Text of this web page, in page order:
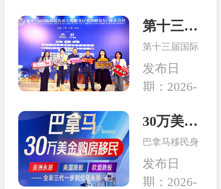
交流持续深
家庭萌生海外
身份规划、子
女教育、全球
生活布局等需
务行业迎来新
的发展机遇。
第十三届移民行业高峰论坛在南京举行 和中入选诚信专业示范机构
第十三届国际
移民及出入境
服务行业高峰
论坛在中国南
次峰会以“破
未来”为主
题，吸引了来
自全球几十个
发布日
期：2026-
30万美元买房送巴拿马永居：高性价比、税务规划、入籍大揭秘！
巴拿马移民身
份开始受到很
多客户的青
睐，究其原因
发布日
期：2026-